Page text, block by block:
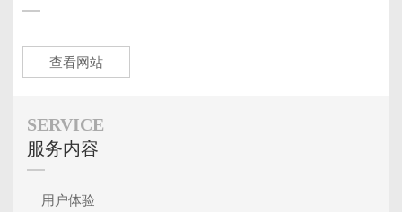
查看网站
SERVICE
服务内容
用户体验